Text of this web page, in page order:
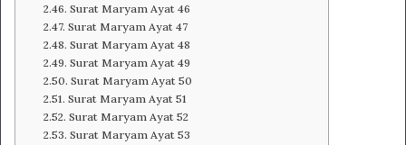
Surat Maryam Ayat 46
Surat Maryam Ayat 47
Surat Maryam Ayat 48
Surat Maryam Ayat 49
Surat Maryam Ayat 50
Surat Maryam Ayat 51
Surat Maryam Ayat 52
Surat Maryam Ayat 53